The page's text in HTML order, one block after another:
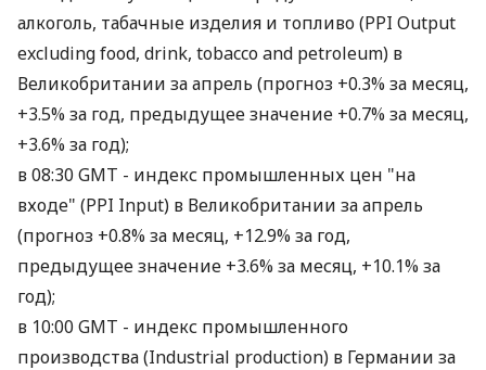
алкоголь, табачные изделия и топливо (PPI Output
excluding food, drink, tobacco and petroleum) в
Великобритании за апрель (прогноз +0.3% за месяц,
+3.5% за год, предыдущее значение +0.7% за месяц,
+3.6% за год);
в 08:30 GMT - индекс промышленных цен "на
входе" (PPI Input) в Великобритании за апрель
(прогноз +0.8% за месяц, +12.9% за год,
предыдущее значение +3.6% за месяц, +10.1% за
год);
в 10:00 GMT - индекс промышленного
производства (Industrial production) в Германии за